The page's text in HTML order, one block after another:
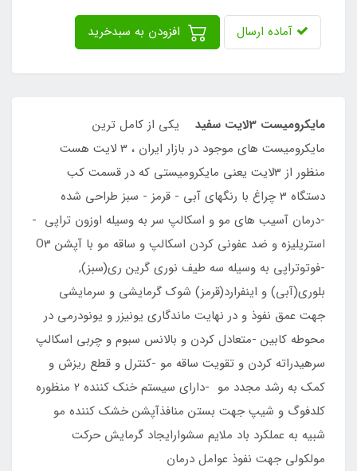
آماده ارسال
مایکرومیست 3لایت سفید
یکی از کامل ترین
مایکرومیست های موجود در بازار ایران ، 3 لایت هست
منظور از 3لایت یعنی مایکرومیستی که در قسمت کب
دستگاه 3 چراغ با رنگهای آبی - قرمز - سبز طراحی شده
-درمان آسیب های مو و اسکالپ سر به وسیله اوزون تراپی -
استریلیزه و ضد عفونی کردن اسکالپ و ساقه مو با آپشن O3
-فوتوتراپی به وسیله سه طیف نوری گرین ری(سبز),
بلوری(آبی) و اینفرارد(قرمز) شوک گرمایشی و سرمایشی
جهت عمق نفوذ و در نهایت ماندگاری یونیزر و یونودرمی در
محوطه کابین -متعادل کردن و بالانس سبوم و چربی اسکالپ
سرهیدراته کردن و تقویت ساقه مو -کنترل و قطع ریزش و
کمک به رشد مجدد مو -دارای سیستم خنک کننده 2 منظوره
کلدفوگ و شیپ جهت بستن منافذآپشن خشک کننده مو
شبیه به عملکرد باد ملایم سشوارایجاد گرمایش حرکت
مولکولی جهت نفوذ عوامل درمان